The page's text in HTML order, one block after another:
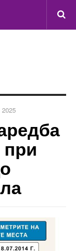
2025
при